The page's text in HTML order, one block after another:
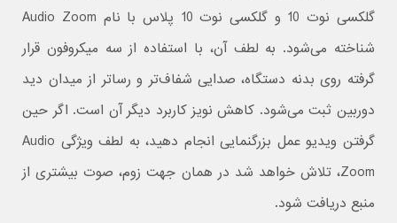
گلکسی نوت 10 و گلکسی نوت 10 پلاس با نام Audio Zoom
شناخته می‌شود. به لطف‌ آن، با استفاده از سه میکروفون قرار
گرفته روی بدنه دستگاه، صدایی شفاف‌تر و رساتر از میدان دید
دوربین ثبت می‌شود. کاهش نویز کاربرد دیگر آن است. اگر حین
گرفتن ویدیو عمل بزرگنمایی انجام دهید، به لطف ویژگی Audio
Zoom، تلاش خواهد شد در همان جهت زوم، صوت بیشتری از
منبع دریافت شود.